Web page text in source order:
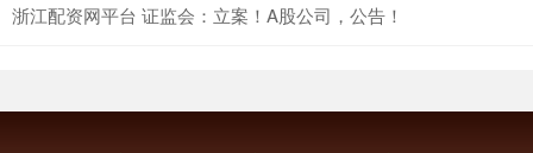
浙江配资网平台 证监会：立案！A股公司，公告！